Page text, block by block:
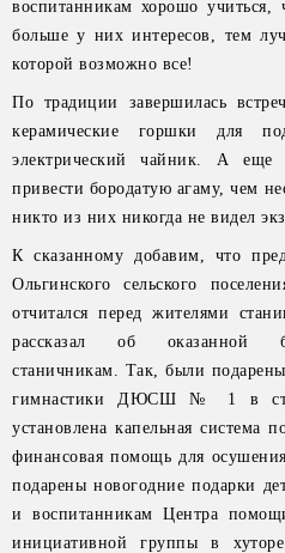
воспитанникам хорошо
больше у них интересов, тем
которой возможно все!
По традиции завершилась
керамические горшки для
электрический чайник. А еще
привести бородатую агаму, чем
никто из них никогда не видел
К сказанному добавим, что
Ольгинского сельского
отчитался перед жителями
рассказал об оказанной
станичникам. Так, были
гимнастики ДЮСШ № 1 в
установлена капельная система
финансовая помощь для
подарены новогодние подарки
и воспитанникам Центра
инициативной группы в